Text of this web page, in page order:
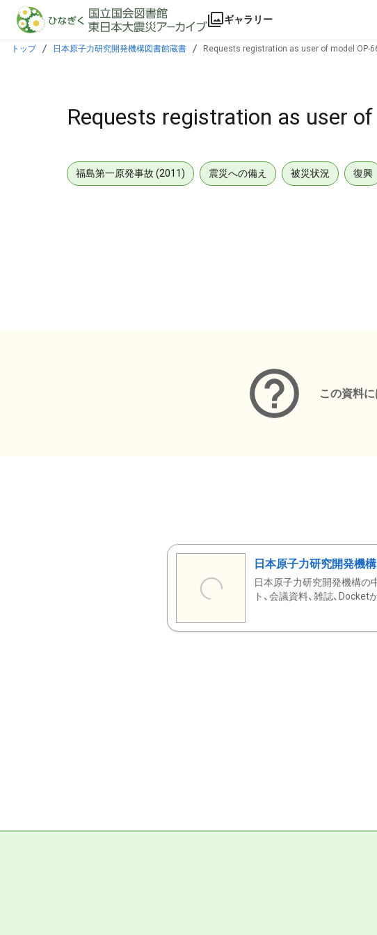
本文に飛ぶ
ギャラリー
トップ 日本原子力研究開発機構図書館蔵書 Requests registration as user of model OP-
Requests registration as user
福島第一原発事故 (2011) 震災への備え 被災状況 復興
この資料
日本原子力研究開発機
日本原子力研究開発機構の
ト、会議資料、雑誌、Docket